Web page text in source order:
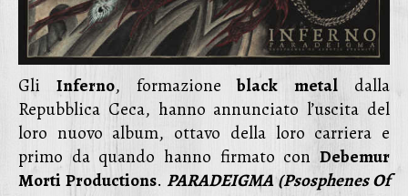
Gli Inferno, formazioneblack metal dalla
Repubblica Ceca, hanno annunciato l’uscita del
loro nuovo album, ottavo della loro carriera e
primo da quando hanno firmato con Debemur
Morti Productions. PARADEIGMA (Psosphenes Of